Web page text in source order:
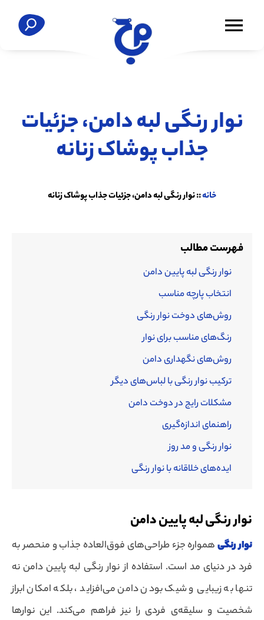
نوار رنگی لبه دامن، جزئیات
جذاب پوشاک زنانه
خانه::نوار رنگی لبه دامن، جزئیات جذاب پوشاک زنانه
فهرست مطالب
نوار رنگی لبه پایین دامن
انتخاب پارچه مناسب
روش‌های دوخت نوار رنگی
رنگ‌های مناسب برای نوار
روش‌های نگهداری دامن
ترکیب نوار رنگی با لباس‌های دیگر
مشکلات رایج در دوخت دامن
راهنمای اندازه‌گیری
نوار رنگی و مد روز
ایده‌های خلاقانه با نوار رنگی
نوار رنگی لبه پایین دامن
نوار رنگیهمواره جزء طراحی‌های فوق‌العاده جذاب و منحصر به
فرد در دنیای مد است. استفاده از نوار رنگی لبه پایین دامن نه
تنها به زیبایی و شیک بودن دامن می‌افزاید ، بلکه امکان ابراز
شخصیت و سلیقه‌ی فردی را نیز فراهم می‌کند. این نوارها